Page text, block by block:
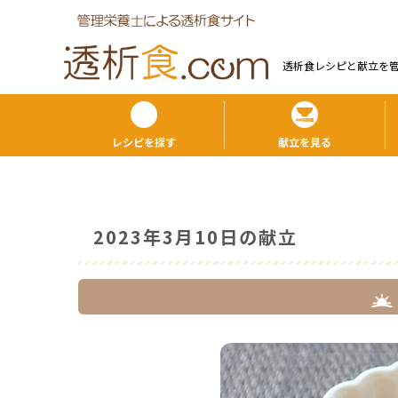
透析食レシピと献⽴を
レシピを探す 献立を見る
2023年3月10日の献立